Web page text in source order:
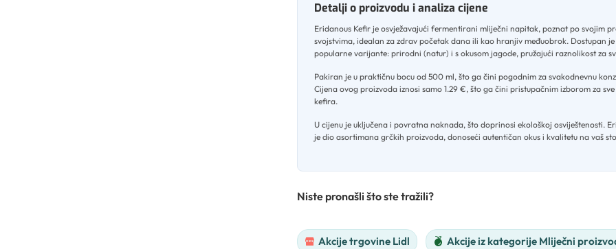
Detalji o proizvodu i analiza cijene
Eridanous Kefir je osvježavajući fermentirani mliječni napitak, poznat po svojim
svojstvima, idealan za zdrav početak dana ili kao hranjiv međuobrok. Dostupan
popularne varijante: prirodni (natur) i s okusom jagode, pružajući raznolikost za
Pakiran je u praktičnu bocu od 500 ml, što ga čini pogodnim za svakodnevnu
Cijena ovog proizvoda iznosi samo 1.29 €, što ga čini pristupačnim izborom za
kefira.
U cijenu je uključena i povratna naknada, što doprinosi ekološkoj osviještenosti.
je dio asortimana grčkih proizvoda, donoseći autentičan okus i kvalitetu na vaš
Niste pronašli što ste tražili?
Akcije trgovine Lidl Akcije iz kategorije Mliječni